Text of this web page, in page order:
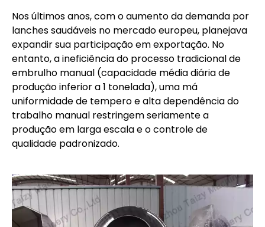
Nos últimos anos, com o aumento da demanda por
lanches saudáveis ​​no mercado europeu, planejava
expandir sua participação em exportação. No
entanto, a ineficiência do processo tradicional de
embrulho manual (capacidade média diária de
produção inferior a 1 tonelada), uma má
uniformidade de tempero e alta dependência do
trabalho manual restringem seriamente a
produção em larga escala e o controle de
qualidade padronizado.